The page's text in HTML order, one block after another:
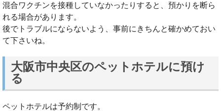
混合ワクチンを接種していなかったりすると、預かりを断ら
れる場合があります。
後でトラブルにならないよう、事前にきちんと確かめておい
て下さいね。
大阪市中央区のペットホテルに預け
る
ペットホテルは予約制です。